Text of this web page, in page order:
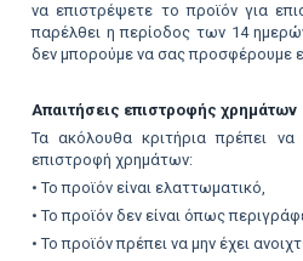
να επιστρέψετε το προϊόν για
παρέλθει η περίοδος των 14
δεν μπορούμε να σας προσφέρουμε
Απαιτήσεις επιστροφής χρημάτων
Τα ακόλουθα κριτήρια πρέπει να
επιστροφή χρημάτων:
• Το προϊόν είναι ελαττωματικό,
• Το προϊόν δεν είναι όπως
• Το προϊόν πρέπει να μην έχει